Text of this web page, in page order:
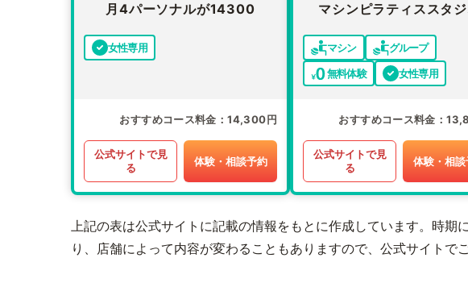
月4パーソナルが14300
女性専用
おすすめコース料金 14,300円
公式サイトで見
る
体験・相談予約
マシンピラティススタ
マシン
グループ
無料体験
女性専用
おすすめコース料金
公式サイトで見
る
体験・相談
上記の表は公式サイトに記載の情報をもとに作成しています。時期
り、店舗によって内容が変わることもありますので、公式サイトで